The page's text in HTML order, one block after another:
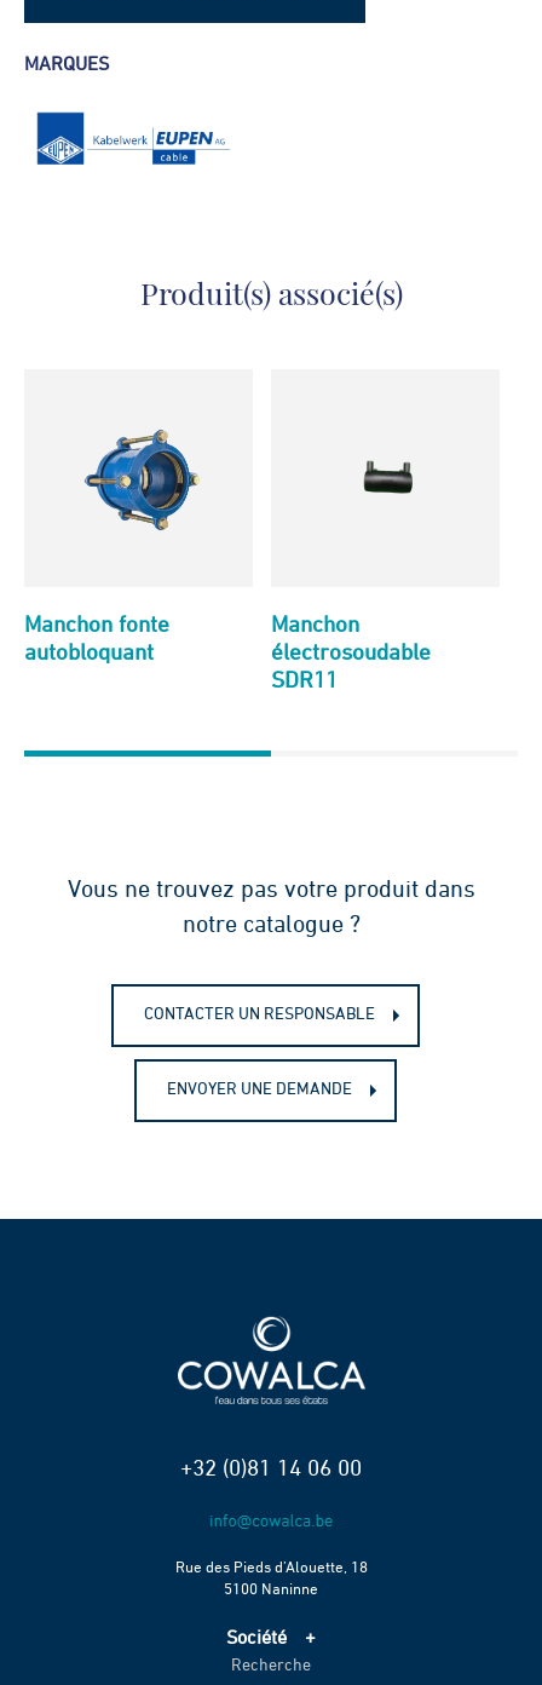
MARQUES
Produit(s) associé(s)
Manchon fonte
autobloquant
Manchon
électrosoudable
SDR11
Vous ne trouvez pas votre produit dans
notre catalogue ?
CONTACTER UN RESPONSABLE
ENVOYER UNE DEMANDE
+32 (0)81 14 06 00
Rue des Pieds d’Alouette, 18
5100 Naninne
Société
Accueil
Recherche